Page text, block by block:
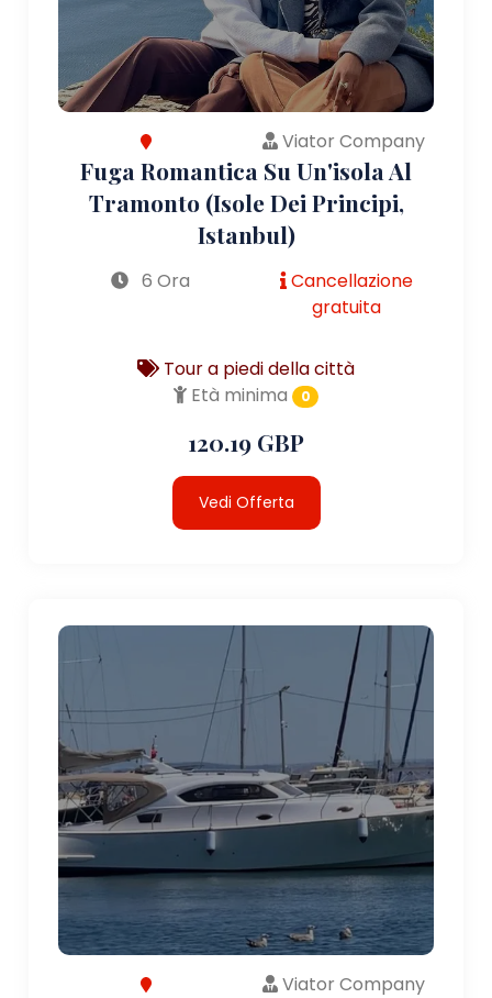
Viator Company
Fuga Romantica Su Un'isola Al
Tramonto (Isole Dei Principi,
Istanbul)
6 Ora
Cancellazione
gratuita
Tour a piedi della città
Età minima
0
120.19 GBP
Vedi Offerta
Viator Company